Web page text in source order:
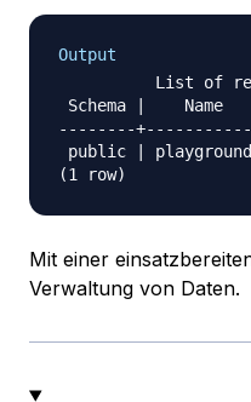
Output
List of
Schema |    Name
--------
public |
Mit einer
Verwaltung von Daten.